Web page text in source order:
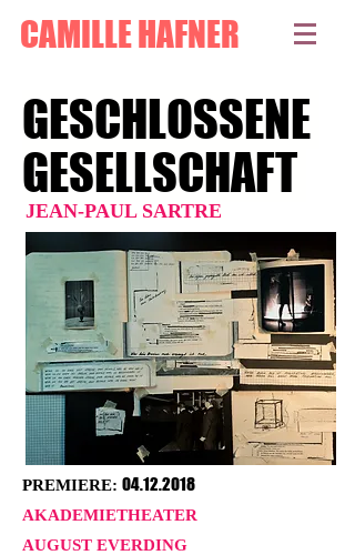
CAMILLE HAFNER
GESCHLOSSENE
GESELLSCHAFT
JEAN-PAUL SARTRE
PREMIERE: 04.12.2018
AKADEMIETHEATER
AUGUST EVERDING